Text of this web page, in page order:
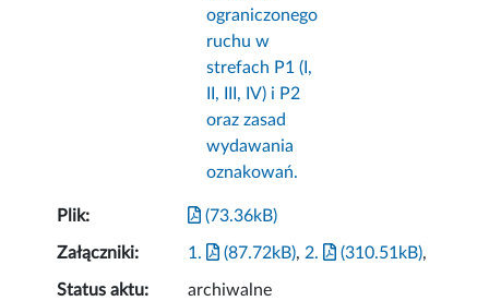
ograniczonego
ruchu w
strefach P1 (I,
II, III, IV) i P2
oraz zasad
wydawania
oznakowań.
Plik: (73.36kB)
Załączniki: 1. (87.72kB), 2. (310.51kB),
Status aktu: archiwalne